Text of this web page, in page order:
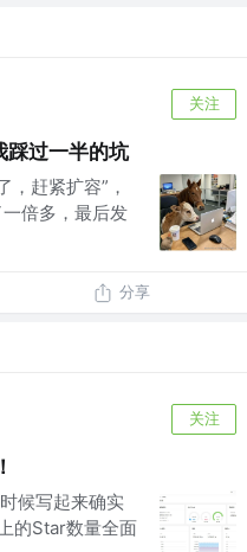
关注
踩过一半的坑
赶紧扩容”，
倍多，最后发
分享
关注
候写起来确实
的Star数量全面